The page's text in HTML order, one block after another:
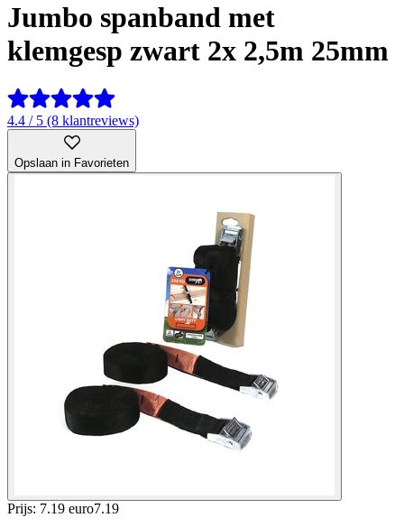
Jumbo spanband met
klemgesp zwart 2x 2,5m 25mm
4.4 / 5 (8 klantreviews)
Opslaan in Favorieten
Prijs: 7.19 euro7.19